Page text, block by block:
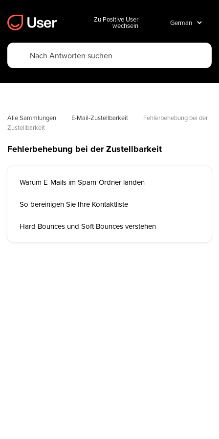
Zu Positive User
wechseln
Alle Sammlungen E-Mail-Zustellbarkeit
Fehlerbehebung bei der
Zustellbarkeit
Fehlerbehebung bei der Zustellbarkeit
Warum E-Mails im Spam-Ordner landen
So bereinigen Sie Ihre Kontaktliste
Hard Bounces und Soft Bounces verstehen